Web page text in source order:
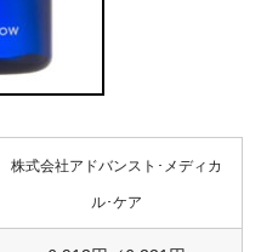
株式会社アドバンスト･メディカ
ル･ケア